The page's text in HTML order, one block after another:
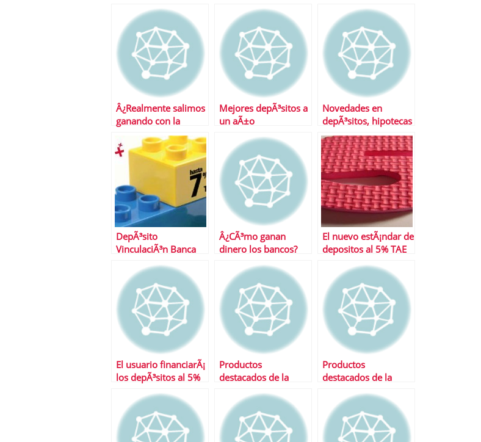
en 2010
Â¿Realmente salimos
ganando con la
guerra del pasivo?
Mejores depÃ³sitos a
un aÃ±o
Novedades en
depÃ³sitos, hipotecas
y prÃ©stamos
DepÃ³sito
VinculaciÃ³n Banca
letra pequeÃ±a
Â¿CÃ³mo ganan
dinero los bancos?
El nuevo estÃ¡ndar de
depositos al 5% TAE
El usuario financiarÃ¡
los depÃ³sitos al 5%
Productos
destacados de la
Productos
destacados de la